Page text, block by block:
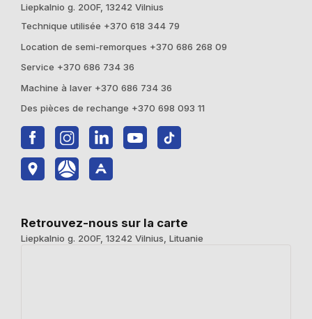
Liepkalnio g. 200F, 13242 Vilnius
Technique utilisée +370 618 344 79
Location de semi-remorques +370 686 268 09
Service +370 686 734 36
Machine à laver +370 686 734 36
Des pièces de rechange +370 698 093 11
Retrouvez-nous sur la carte
Liepkalnio g. 200F, 13242 Vilnius, Lituanie